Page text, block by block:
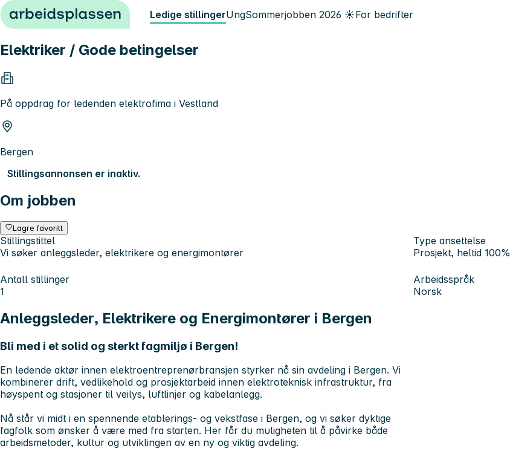
Hopp til innhold Ledige stillingerUngSommerjobben 2026 ☀️For bedrifter
Elektriker / Gode betingelser
På oppdrag for ledenden elektrofima i Vestland
Bergen
Stillingsannonsen er inaktiv.
Om jobben
Lagre favoritt
Stillingstittel
Vi søker anleggsleder, elektrikere og energimontører
Type ansettelse
Prosjekt, heltid 100%
Antall stillinger
1
Arbeidsspråk
Norsk
Anleggsleder, Elektrikere og Energimontører i Bergen
Bli med i et solid og sterkt fagmiljø i Bergen!
En ledende aktør innen elektroentreprenørbransjen styrker nå sin avdeling i Bergen. Vi
kombinerer drift, vedlikehold og prosjektarbeid innen elektroteknisk infrastruktur, fra
høyspent og stasjoner til veilys, luftlinjer og kabelanlegg.
Nå står vi midt i en spennende etablerings- og vekstfase i Bergen, og vi søker dyktige
fagfolk som ønsker å være med fra starten. Her får du muligheten til å påvirke både
arbeidsmetoder, kultur og utviklingen av en ny og viktig avdeling.